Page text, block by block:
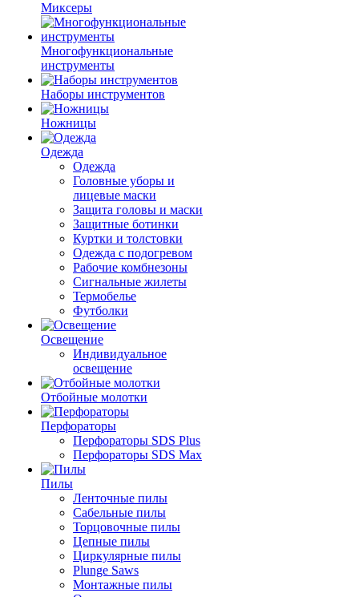
Миксеры
Многофункциональные
инструменты
Наборы инструментов
Ножницы
Одежда
Одежда
Головные уборы и
лицевые маски
Защита головы и маски
Защитные ботинки
Куртки и толстовки
Одежда с подогревом
Рабочие комбнезоны
Сигнальные жилеты
Термобелье
Футболки
Освещение
Индивидуальное
освещение
Отбойные молотки
Перфораторы
Перфораторы SDS Plus
Перфораторы SDS Max
Пилы
Ленточные пилы
Сабельные пилы
Торцовочные пилы
Цепные пилы
Циркулярные пилы
Plunge Saws
Монтажные пилы